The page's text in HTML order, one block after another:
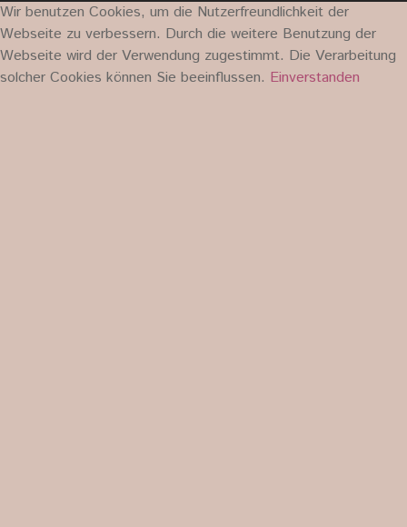
Wir benutzen Cookies, um die Nutzerfreundlichkeit der
Webseite zu verbessern. Durch die weitere Benutzung der
Webseite wird der Verwendung zugestimmt. Die Verarbeitung
solcher Cookies können Sie beeinflussen. Einverstanden